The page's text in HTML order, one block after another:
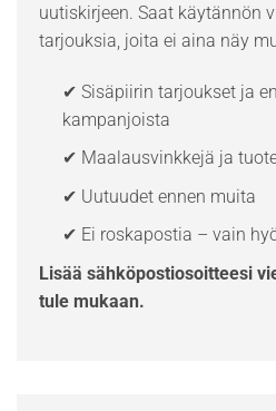
uutiskirjeen. Saat käytännön
tarjouksia, joita ei aina näy
✔ Sisäpiirin tarjoukset ja
kampanjoista
✔ Maalausvinkkejä ja
✔ Uutuudet ennen muita
✔ Ei roskapostia – vain
Lisää sähköpostiosoitteesi
tule mukaan.